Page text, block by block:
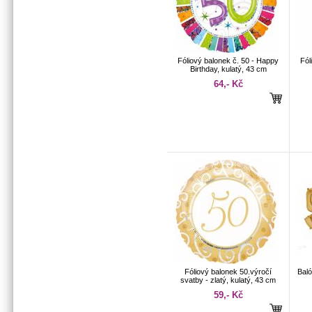
Fóliový balonek č. 50 - Happy
Birthday, kulatý, 43 cm
64,- Kč
Fóliový balonek 50.výročí
svatby - zlatý, kulatý, 43 cm
59,- Kč